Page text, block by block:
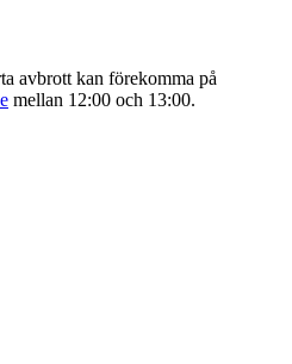
avbrott kan förekomma på
mellan 12:00 och 13:00.